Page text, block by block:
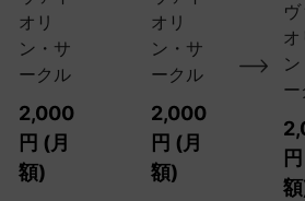
オリ
ン・サ
ークル
2,000
円 (月
額)
オリ
ン・サ
ークル
2,000
円 (月
額)
オ